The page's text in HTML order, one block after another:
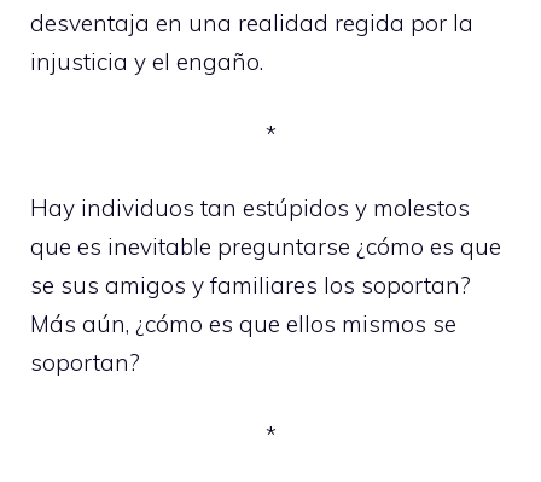
desventaja en una realidad regida por la
injusticia y el engaño.
*
Hay individuos tan estúpidos y molestos
que es inevitable preguntarse ¿cómo es que
se sus amigos y familiares los soportan?
Más aún, ¿cómo es que ellos mismos se
soportan?
*